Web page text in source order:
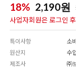
18% 2,190원
사업자회원은 로그인
특이사항
소
원산지
수
제조사
㈜